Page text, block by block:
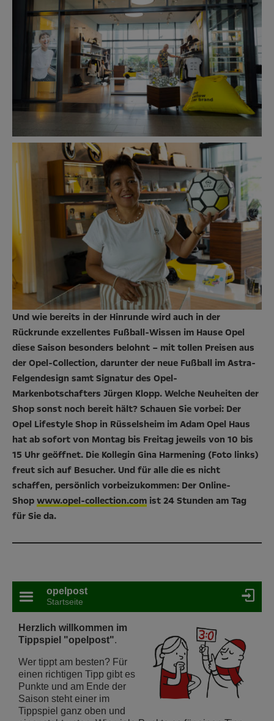
Und wie bereits in der Hinrunde wird auch in der
Rückrunde exzellentes Fußball-Wissen im Hause Opel
diese Saison besonders belohnt – mit tollen Preisen aus
der Opel-Collection, darunter der neue Fußball im Astra-
Felgendesign samt Signatur des Opel-
Markenbotschafters Jürgen Klopp. Welche Neuheiten der
Shop sonst noch bereit hält? Schauen Sie vorbei: Der
Opel Lifestyle Shop in Rüsselsheim im Adam Opel Haus
hat ab sofort von Montag bis Freitag jeweils von 10 bis
15 Uhr geöffnet. Die Kollegin Gina Harmening (Foto links)
freut sich auf Besucher. Und für alle die es nicht
schaffen, persönlich vorbeizukommen: Der Online-
Shop www.opel-collection.com ist 24 Stunden am Tag
für Sie da.